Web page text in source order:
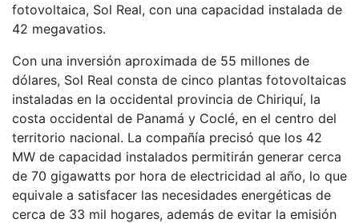
fotovoltaica, Sol Real, con una capacidad instalada de
42 megavatios.
Con una inversión aproximada de 55 millones de
dólares, Sol Real consta de cinco plantas fotovoltaicas
instaladas en la occidental provincia de Chiriquí, la
costa occidental de Panamá y Coclé, en el centro del
territorio nacional. La compañía precisó que los 42
MW de capacidad instalados permitirán generar cerca
de 70 gigawatts por hora de electricidad al año, lo que
equivale a satisfacer las necesidades energéticas de
cerca de 33 mil hogares, además de evitar la emisión